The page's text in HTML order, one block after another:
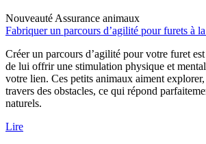
Nouveauté Assurance animaux
Fabriquer un parcours d’agilité pour furets à
Créer un parcours d’agilité pour votre furet
de lui offrir une stimulation physique et
votre lien. Ces petits animaux aiment
travers des obstacles, ce qui répond
naturels.
Lire